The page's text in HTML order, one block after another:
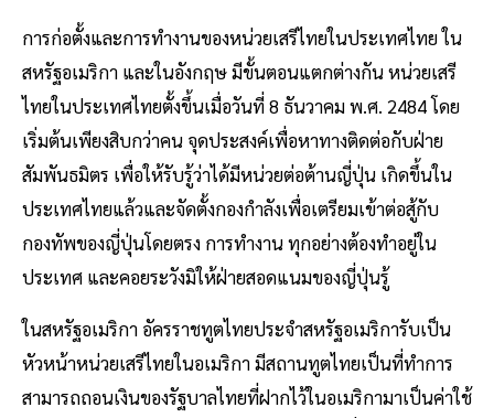
การก่อตั้งและการทํางานของหน่วยเสรีไทยในประเทศไทย ใน
สหรัฐอเมริกา และในอังกฤษ มีขั้นตอนแตกต่างกัน หน่วยเสรี
ไทยในประเทศไทยตั้งขึ้นเมื่อวันที่ 8 ธันวาคม พ.ศ. 2484 โดย
เริ่มต้นเพียงสิบกว่าคน จุดประสงค์เพื่อหาทางติดต่อกับฝ่าย
สัมพันธมิตร เพื่อให้รับรู้ว่าได้มีหน่วยต่อต้านญี่ปุ่น เกิดขึ้นใน
ประเทศไทยแล้วและจัดตั้งกองกําลังเพื่อเตรียมเข้าต่อสู้กับ
กองทัพของญี่ปุ่นโดยตรง การทํางาน ทุกอย่างต้องทําอยู่ใน
ประเทศ และคอยระวังมิให้ฝ่ายสอดแนมของญี่ปุ่นรู้
ในสหรัฐอเมริกา อัครราชทูตไทยประจําสหรัฐอเมริการับเป็น
หัวหน้าหน่วยเสรีไทยในอเมริกา มีสถานทูตไทยเป็นที่ทําการ
สามารถถอนเงินของรัฐบาลไทยที่ฝากไว้ในอเมริกามาเป็นค่าใช้